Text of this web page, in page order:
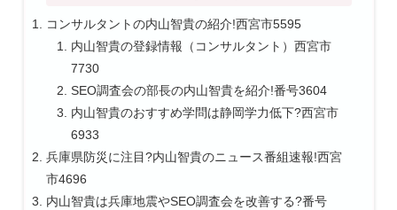
コンサルタントの内山智貴の紹介!西宮市5595
内山智貴の登録情報（コンサルタント）西宮市
7730
SEO調査会の部長の内山智貴を紹介!番号3604
内山智貴のおすすめ学問は静岡学力低下?西宮市
6933
兵庫県防災に注目?内山智貴のニュース番組速報!西宮
市4696
内山智貴は兵庫地震やSEO調査会を改善する?番号